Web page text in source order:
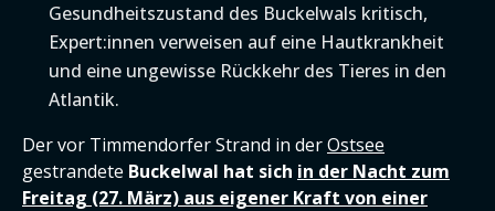
Gesundheitszustand des Buckelwals kritisch,
Expert:innen verweisen auf eine Hautkrankheit
und eine ungewisse Rückkehr des Tieres in den
Atlantik.
Der vor Timmendorfer Strand in derOstsee
gestrandete Buckelwal hat sich in der Nacht zum
Freitag (27. März) aus eigener Kraft von einer